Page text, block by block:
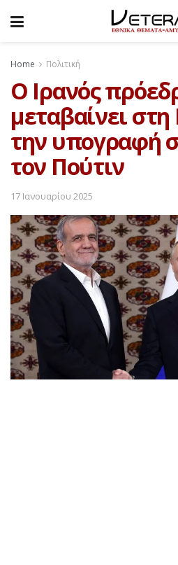
Home Πολιτική
Ο Ιρανός
μεταβαίνει
την υπογραφή
τον Πούτιν
17 Ιανουαρίου 2025